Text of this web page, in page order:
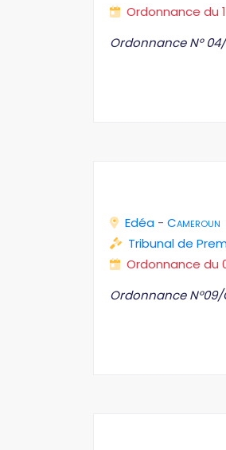
Ordonnance du
Ordonnance N°
Edéa - Cameroun
Tribunal de
Ordonnance du
Ordonnance N°09/